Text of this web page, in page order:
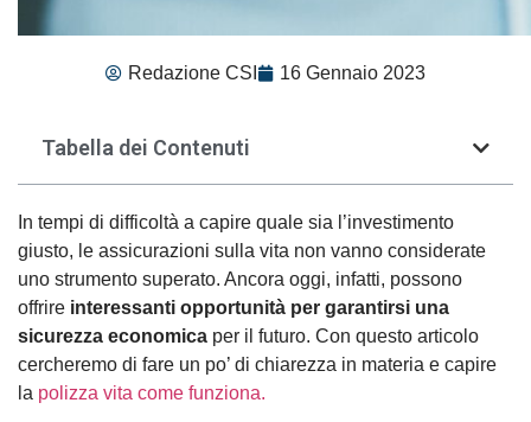
Redazione CSI 16 Gennaio 2023
Tabella dei Contenuti
In tempi di difficoltà a capire quale sia l’investimento
giusto, le assicurazioni sulla vita non vanno considerate
uno strumento superato. Ancora oggi, infatti, possono
offrire interessanti opportunità per garantirsi una
sicurezza economica per il futuro. Con questo articolo
cercheremo di fare un po’ di chiarezza in materia e capire
la polizza vita come funziona.